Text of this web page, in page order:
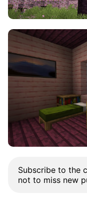
Subscribe to the
not to miss new